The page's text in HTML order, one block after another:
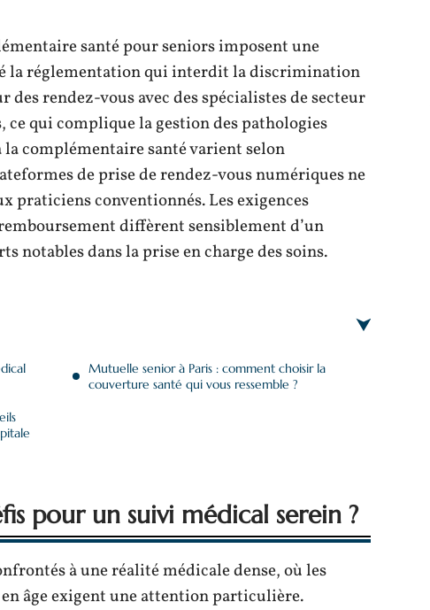
santé pour seniors imposent une
la réglementation qui interdit la discrimination
des rendez-vous avec des spécialistes de secteur
qui complique la gestion des pathologies
complémentaire santé varient selon
de prise de rendez-vous numériques ne
praticiens conventionnés. Les exigences
diffèrent sensiblement d’un
notables dans la prise en charge des soins.
Mutuelle senior à Paris : comment choisir la
couverture santé qui vous ressemble ?
pour un suivi médical serein ?
à une réalité médicale dense, où les
en âge exigent une attention particulière.